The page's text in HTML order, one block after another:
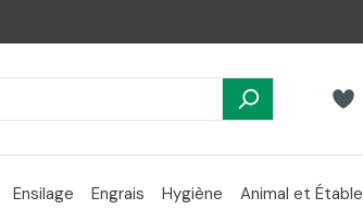
Ensilage Engrais Hygiène Animal et Étable